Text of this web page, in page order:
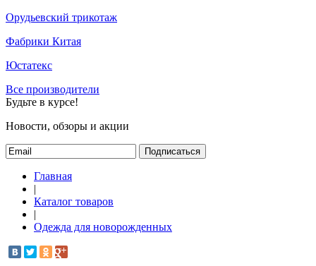
Орудьевский трикотаж
Фабрики Китая
Юстатекс
Все производители
Будьте в курсе!
Новости, обзоры и акции
Подписаться
Главная
|
Каталог товаров
|
Одежда для новорожденных